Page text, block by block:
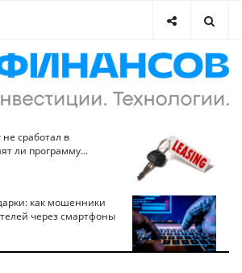
сработал в
ли программу...
как мошенники
через смартфоны